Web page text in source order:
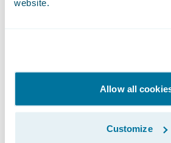
website.
Allow all
Customize
おけるクラウド導入の動向
界を取り巻くグローバルな
げ、、国内外のお客さまによ
見も紹介される予定です。
をご覧ください。